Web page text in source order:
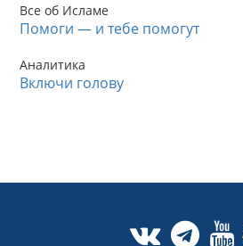
Все об Исламе
Помоги — и тебе помогут
Аналитика
Включи голову